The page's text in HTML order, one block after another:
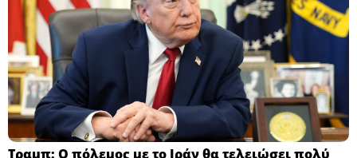
Τραμπ: Ο πόλεμος με το Ιράν θα τελειώσει πολύ